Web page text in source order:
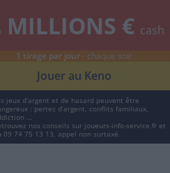
MILLIONS € cash
1 tirage par jour- chaque soir
Jouer au Keno
jeux d’argent et de hasard peuvent être
: pertes d’argent, conflits familiaux,
…
nos conseils sur joueurs-info-service.fr et
09 74 75 13 13, appel non surtaxé.